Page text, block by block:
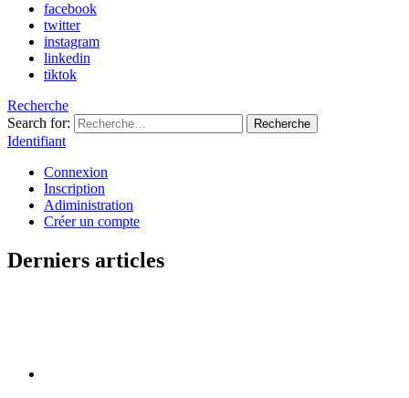
facebook
twitter
instagram
linkedin
tiktok
Recherche
Search for:
Recherche
Identifiant
Connexion
Inscription
Adiministration
Créer un compte
Derniers articles